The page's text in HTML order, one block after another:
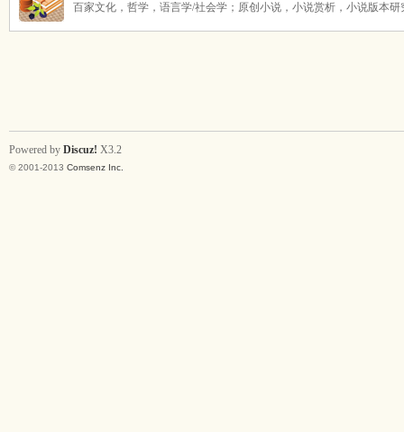
百家文化，哲学，语言学/社会学；原创小说，小说赏析，小说版本研
Powered by Discuz! X3.2
© 2001-2013 Comsenz Inc.